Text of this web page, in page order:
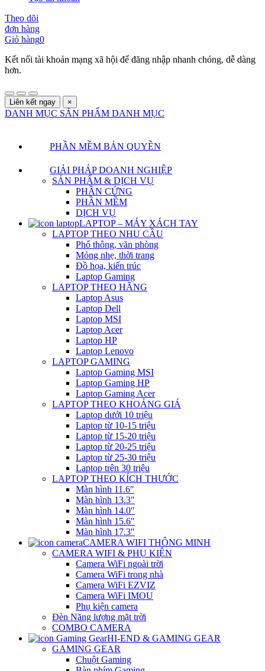
Theo dõi
đơn hàng
Giỏ hàng0
Kết nối tài khoản mạng xã hội để đăng nhập nhanh chóng, dễ dàng
hơn.
Liên kết ngay ×
DANH MỤC SẢN PHẨM DANH MỤC
PHẦN MỀM BẢN QUYỀN
GIẢI PHÁP DOANH NGHIỆP
SẢN PHẨM & DỊCH VỤ
PHẦN CỨNG
PHẦN MỀM
DỊCH VỤ
LAPTOP – MÁY XÁCH TAY
LAPTOP THEO NHU CẦU
Phổ thông, văn phòng
Mỏng nhẹ, thời trang
Đồ họa, kiến trúc
Laptop Gaming
LAPTOP THEO HÃNG
Laptop Asus
Laptop Dell
Laptop MSI
Laptop Acer
Laptop HP
Laptop Lenovo
LAPTOP GAMING
Laptop Gaming MSI
Laptop Gaming HP
Laptop Gaming Acer
LAPTOP THEO KHOẢNG GIÁ
Laptop dưới 10 triệu
Laptop từ 10-15 triệu
Laptop từ 15-20 triệu
Laptop từ 20-25 triệu
Laptop từ 25-30 triệu
Laptop trên 30 triệu
LAPTOP THEO KÍCH THƯỚC
Màn hình 11.6″
Màn hình 13.3″
Màn hình 14.0″
Màn hình 15.6″
Màn hình 17.3″
CAMERA WIFI THÔNG MINH
CAMERA WIFI & PHỤ KIỆN
Camera WiFi ngoài trời
Camera WiFi trong nhà
Camera WiFi EZVIZ
Camera WiFi IMOU
Phụ kiện camera
Đèn Năng lượng mặt trời
COMBO CAMERA
HI-END & GAMING GEAR
GAMING GEAR
Chuột Gaming